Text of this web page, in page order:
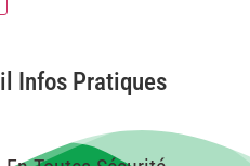
Infos Pratiques